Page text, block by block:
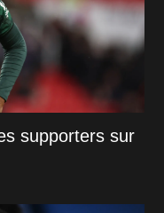
supporters sur